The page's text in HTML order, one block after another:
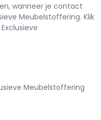
wanneer je contact
Meubelstoffering. Klik
Meubelstoffering